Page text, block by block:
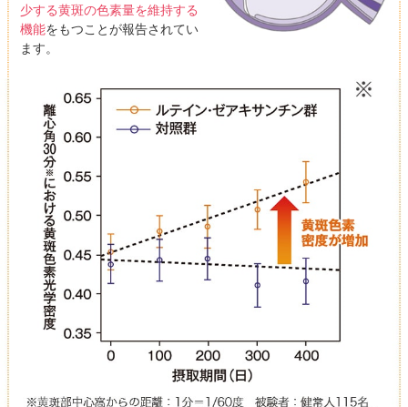
少する黄斑の色素量を維持する
機能をもつことが報告されてい
ます。